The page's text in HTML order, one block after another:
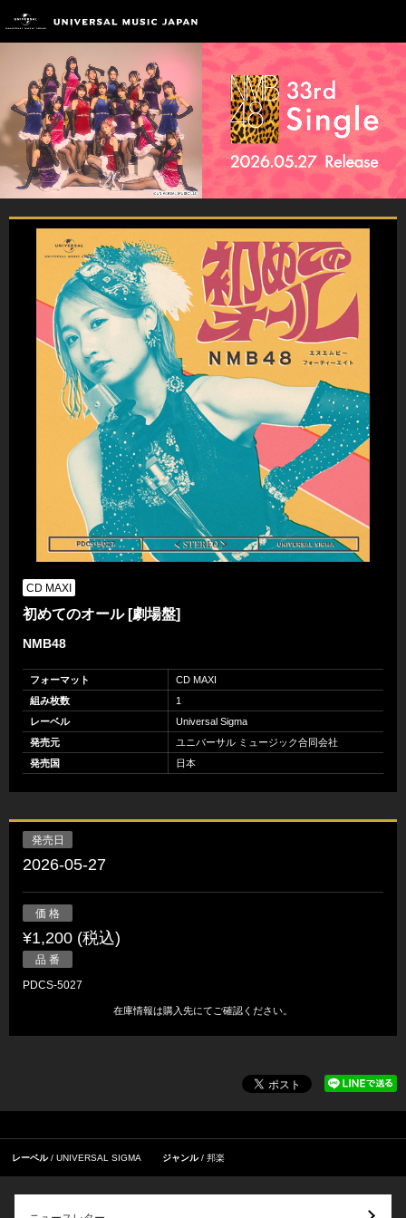
CD MAXI
初めてのオール [劇場盤]
NMB48
フォーマット
CD MAXI
組み枚数
1
レーベル
Universal Sigma
発売元
ユニバーサル ミュージック合同会社
発売国
日本
発売日
2026-05-27
価 格
¥1,200 (税込)
品 番
PDCS-5027
在庫情報は購入先にてご確認ください。
レーベル UNIVERSAL SIGMA ジャンル 邦楽